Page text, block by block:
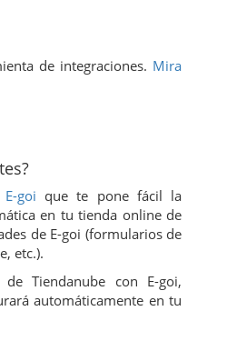
de integraciones. Mira
goi que te pone fácil la
en tu tienda online de
de E-goi (formularios de
etc.).
Tiendanube con E-goi,
automáticamente en tu